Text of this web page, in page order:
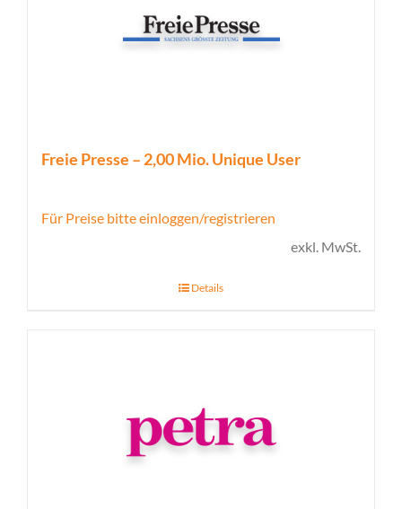
Freie Presse – 2,00 Mio. Unique User
Für Preise bitte einloggen/registrieren
exkl. MwSt.
Details